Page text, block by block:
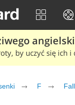
by uczyć się ich
F